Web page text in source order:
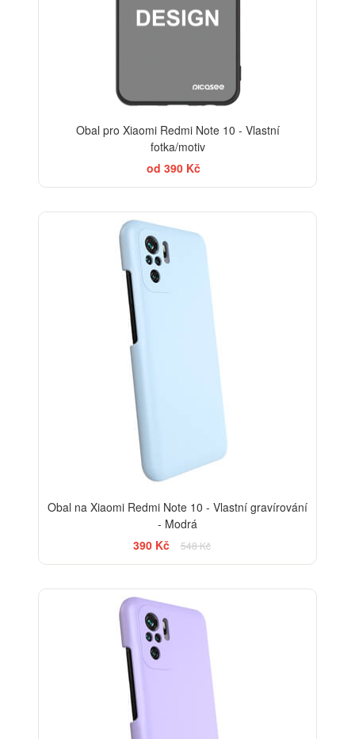
Obal pro Xiaomi Redmi Note 10 - Vlastní
fotka/motiv
od 390 Kč
Obal na Xiaomi Redmi Note 10 - Vlastní gravírování
- Modrá
390 Kč
548 Kč